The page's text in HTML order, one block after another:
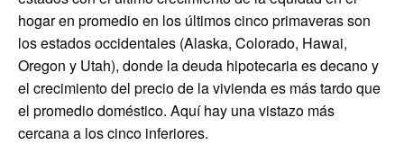
hogar en promedio en los últimos cinco primaveras son
los estados occidentales (Alaska, Colorado, Hawai,
Oregon y Utah), donde la deuda hipotecaria es decano y
el crecimiento del precio de la vivienda es más tardo que
el promedio doméstico. Aquí hay una vistazo más
cercana a los cinco inferiores.